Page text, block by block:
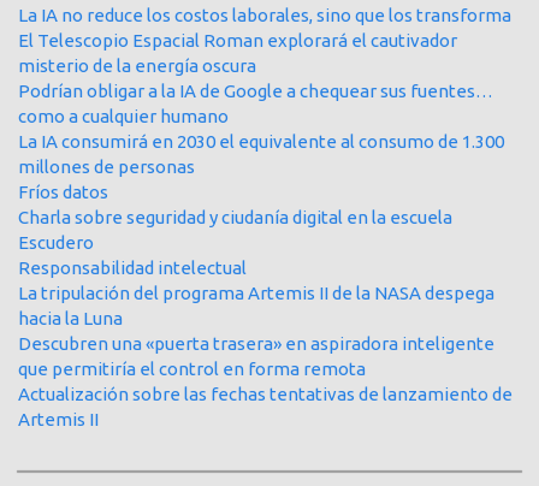
La IA no reduce los costos laborales, sino que los transforma
El Telescopio Espacial Roman explorará el cautivador
misterio de la energía oscura
Podrían obligar a la IA de Google a chequear sus fuentes…
como a cualquier humano
La IA consumirá en 2030 el equivalente al consumo de 1.300
millones de personas
Fríos datos
Charla sobre seguridad y ciudanía digital en la escuela
Escudero
Responsabilidad intelectual
La tripulación del programa Artemis II de la NASA despega
hacia la Luna
Descubren una «puerta trasera» en aspiradora inteligente
que permitiría el control en forma remota
Actualización sobre las fechas tentativas de lanzamiento de
Artemis II